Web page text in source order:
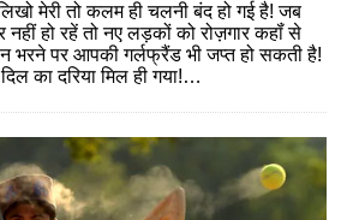
मेरी तो कलम ही चलनी बंद हो गई है! जब
नहीं हो रहें तो नए लड़कों को रोज़गार कहॉं से
न भरने पर आपकी गर्लफ्रैंड भी जप्त हो सकती है!
का दरिया मिल ही गया!…